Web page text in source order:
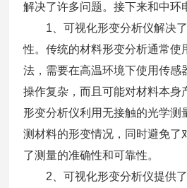
解决了许多问题。接下来和中环
1、可视化形变分析仪解决了
性。传统的材料形变分析通常使
法，需要在高温环境下使用传感
操作复杂，而且可能对材料本身
形变分析仪利用无接触的光学测
测材料的形变情况，同时避免了
了测量的准确性和可靠性。
2、可视化形变分析仪提供了